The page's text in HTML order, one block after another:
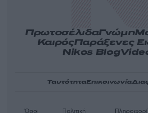
ΠρωτοσέλιδαΓνώμη
ΚαιρόςΠαράξενες
Nikos Blog
ΤαυτότηταΕπικοινωνία
Όροι Πολιτική